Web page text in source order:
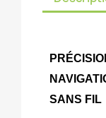
SANS FIL